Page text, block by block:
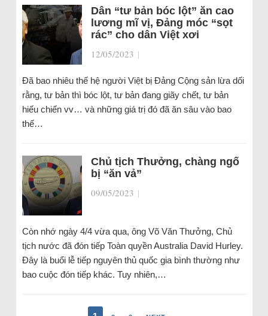
Dân “tư bản bóc lột” ăn cao
lương mĩ vị, Đảng móc “sọt
rác” cho dân Việt xơi
12/05/2023 |
Đã bao nhiêu thế hệ người Việt bị Đảng Cộng sản lừa dối
rằng, tư bản thì bóc lột, tư bản đang giãy chết, tư bản
hiếu chiến vv… và những giá trị đó đã ăn sâu vào bao
thế…
Chủ tịch Thưởng, chàng ngố
bị “ăn vả”
09/05/2023 |
Còn nhớ ngày 4/4 vừa qua, ông Võ Văn Thưởng, Chủ
tịch nước đã đón tiếp Toàn quyền Australia David Hurley.
Đây là buổi lễ tiếp nguyên thủ quốc gia bình thường như
bao cuộc đón tiếp khác. Tuy nhiên,…